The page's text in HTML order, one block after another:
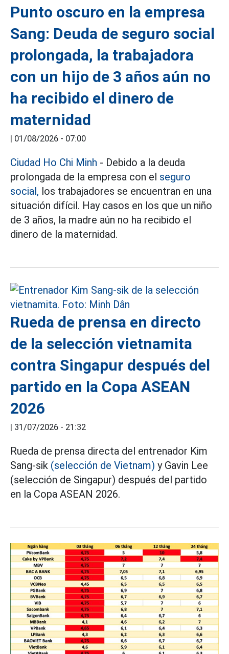
Punto oscuro en la empresa
Sang: Deuda de seguro social
prolongada, la trabajadora
con un hijo de 3 años aún no
ha recibido el dinero de
maternidad
| 01/08/2026 - 07:00
Ciudad Ho Chi Minh - Debido a la deuda
prolongada de la empresa con el seguro
social, los trabajadores se encuentran en una
situación difícil. Hay casos en los que un niño
de 3 años, la madre aún no ha recibido el
dinero de la maternidad.
Rueda de prensa en directo
de la selección vietnamita
contra Singapur después del
partido en la Copa ASEAN
2026
| 31/07/2026 - 21:32
Rueda de prensa directa del entrenador Kim
Sang-sik (selección de Vietnam) y Gavin Lee
(selección de Singapur) después del partido
en la Copa ASEAN 2026.